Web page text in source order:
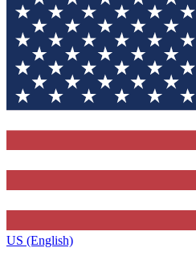
US (English)